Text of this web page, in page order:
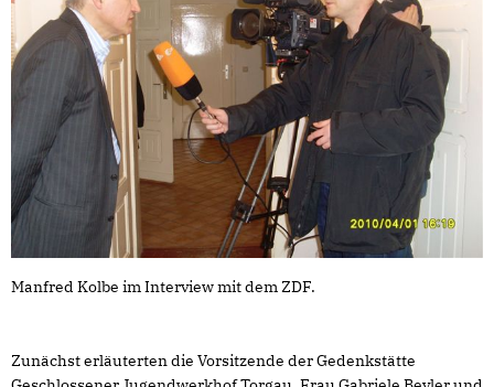
Manfred Kolbe im Interview mit dem ZDF.
Zunächst erläuterten die Vorsitzende der Gedenkstätte